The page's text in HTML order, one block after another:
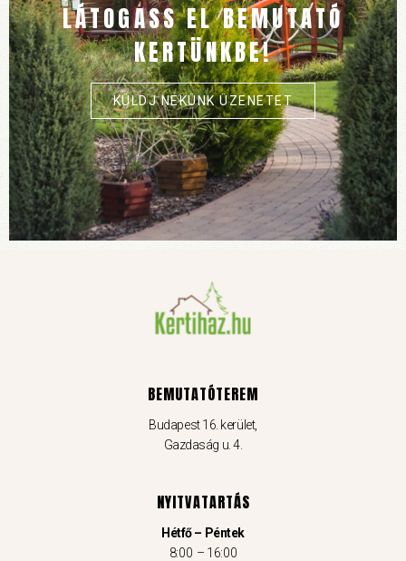
LÁTOGASS EL BEMUTATÓ
KERTÜNKBE!
KÜLDJ NEKÜNK ÜZENETET
BEMUTATÓTEREM
Budapest 16. kerület,
Gazdaság u. 4.
NYITVATARTÁS
Hétfő – Péntek
8:00 – 16:00